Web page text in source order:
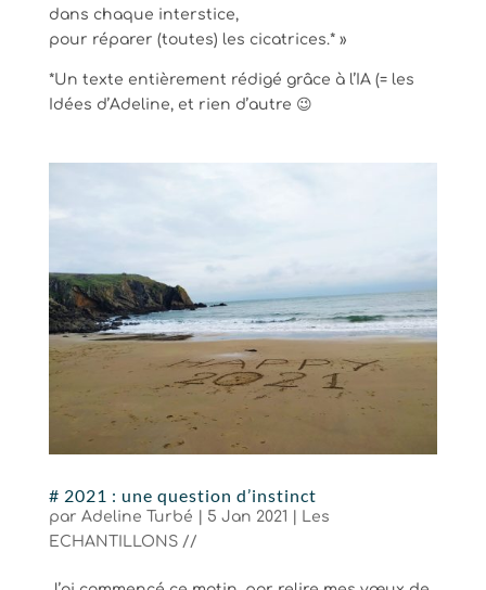
dans chaque interstice,
pour réparer (toutes) les cicatrices.* »
*Un texte entièrement rédigé grâce à l’IA (= les
Idées d’Adeline, et rien d’autre 😉
# 2021 : une question d’instinct
par Adeline Turbé 5 Jan 2021
Les
ECHANTILLONS //